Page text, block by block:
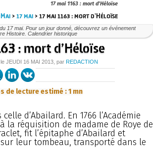
17 mai 1163 : mort d'Héloïse
Mai>17 mai> 17 mai 1163 : mort d'Héloïse
17 mai. Pour un jour donné, découvrez un événement
Histoire. Calendrier historique
: mort d’Héloïse
JEUDI 16 MAI 2013, par REDACTION
de lecture estimé : 1 mn
d’Abailard. En 1766 l’Académie
la réquisition de madame de Roye de
fit l’épitaphe d’Abailard et
leur tombeau, transporté dans le